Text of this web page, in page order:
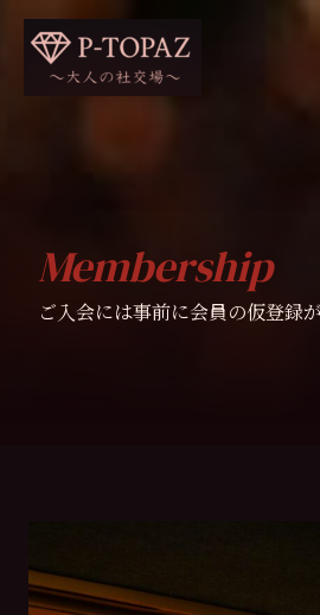
Membership
ご入会には事前に会員の仮登録